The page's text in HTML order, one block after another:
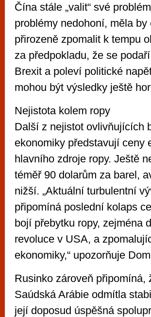
Čína stále „valit“ své
problémy nedohoní, měla by
přirozeně zpomalit k tempu
za předpokladu, že se
Brexit a poleví politické
mohou být výsledky ještě
Nejistota kolem ropy
Další z nejistot ovlivňujících
ekonomiky představují ceny
hlavního zdroje ropy. Ještě
téměř 90 dolarům za barel,
nižší. „Aktuální turbulentní
připomíná poslední kolaps
bojí přebytku ropy, zejména
revoluce v USA, a
ekonomiky,“ upozorňuje
Rusinko zároveň
Saúdská Arábie odmítla
její doposud úspěšná